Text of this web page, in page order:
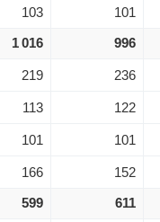
103 101
1 016 996
219 236
113 122
101 101
166 152
599 611